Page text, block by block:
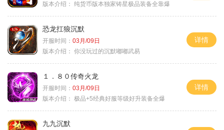
版本介绍： 纯货币版本独家铸星极品装备全靠爆
恐龙扛狼沉默
开服时间： 03月/09日
版本介绍： 你没玩过的沉默嘟嘟武易
详情
１．８０传奇火龙
开服时间： 03月/09日
版本介绍： 极品+5经典好服等级好升装备全爆
详情
九九沉默